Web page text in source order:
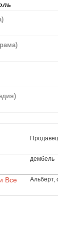
дембель
Все
Альберт,